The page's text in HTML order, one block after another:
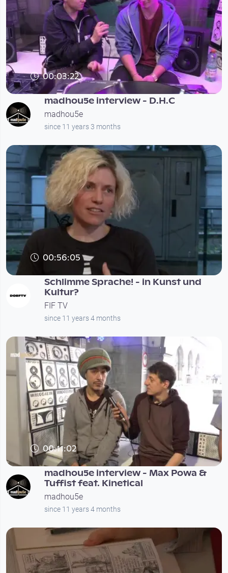
00:03:22
madhou5e interview - D.H.C
madhou5e
since 11 years 3 months
00:56:05
Schlimme Sprache! - in Kunst und
Kultur?
FIF TV
since 11 years 4 months
00:11:02
madhou5e interview - Max Powa &
Tuffist feat. Kinetical
madhou5e
since 11 years 4 months